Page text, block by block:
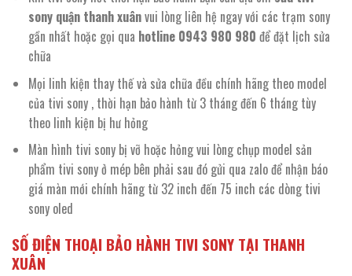
sony quận thanh xuânvui lòng liên hệ ngay với các trạm sony
gần nhất hoặc gọi qua hotline 0943 980 980 để đặt lịch sửa
chữa
Mọi linh kiện thay thế và sửa chữa đều chính hãng theo model
của tivi sony , thời hạn bảo hành từ 3 tháng đến 6 tháng tùy
theo linh kiện bị hư hỏng
Màn hình tivi sony bị vỡ hoặc hỏng vui lòng chụp model sản
phẩm tivi sony ở mép bên phải sau đó gửi qua zalo để nhận báo
giá màn mới chính hãng từ 32 inch đến 75 inch các dòng tivi
sony oled
SỐ ĐIỆN THOẠI BẢO HÀNH TIVI SONY TẠI THANH
XUÂN